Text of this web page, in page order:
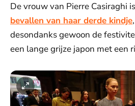
De vrouw van Pierre Casiraghi
bevallen van haar derde kindje
desondanks gewoon de
een lange grijze japon met een